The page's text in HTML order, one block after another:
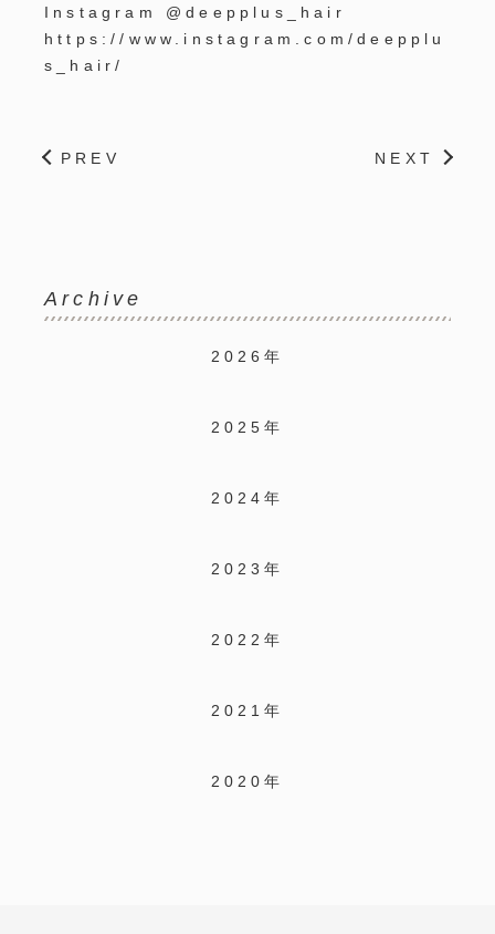
Instagram @deepplus_hair
https://www.instagram.com/deepplu
s_hair/
PREV NEXT
Archive
2026年
2025年
2024年
2023年
2022年
2021年
2020年